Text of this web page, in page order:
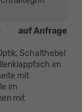
auf Anfrage
Schalthebel
im
mit
im
mit